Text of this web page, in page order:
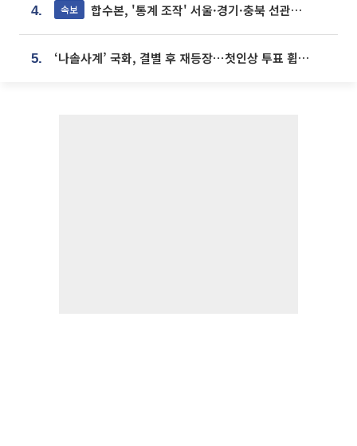
4. 속보 합수본, '통계 조작' 서울·경기·충북 선관위 등 추가 압수수색
5. ‘나솔사계’ 국화, 결별 후 재등장⋯첫인상 투표 휩쓸고 ‘인기녀’ 등극